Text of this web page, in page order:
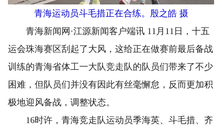
青海运动员斗毛措正在合练。
殷之皓 摄
青海新闻网·江源新闻客户端讯 11月11日，十五
运会珠海赛区刮起了大风，这给正在做赛前最后备战
训练的青海省体工一大队竞走队的队员们带来了不少
困难，但队员们并没有因此有丝毫懈怠，反而更加积
极地迎风备战，调整状态。
16时许，青海竞走队运动员季海英、斗毛措、齐